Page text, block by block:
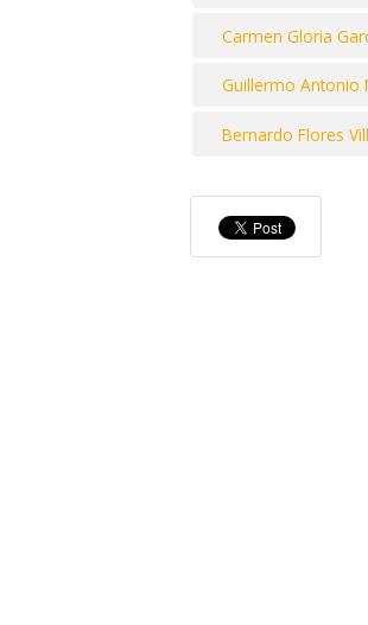
Carmen Gloria
Guillermo Antonio
Bernardo Flores